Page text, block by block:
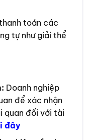
toán các
tự như giải thể
Doanh nghiệp
để xác nhận
quan đối với tài
đây